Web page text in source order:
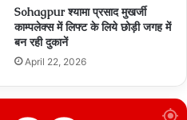
Sohagpur श्यामा प्रसाद मुखर्जी
काम्पलेक्स में लिफ्ट के लिये छोड़ी जगह में
बन रही दुकानें
April 22, 2026